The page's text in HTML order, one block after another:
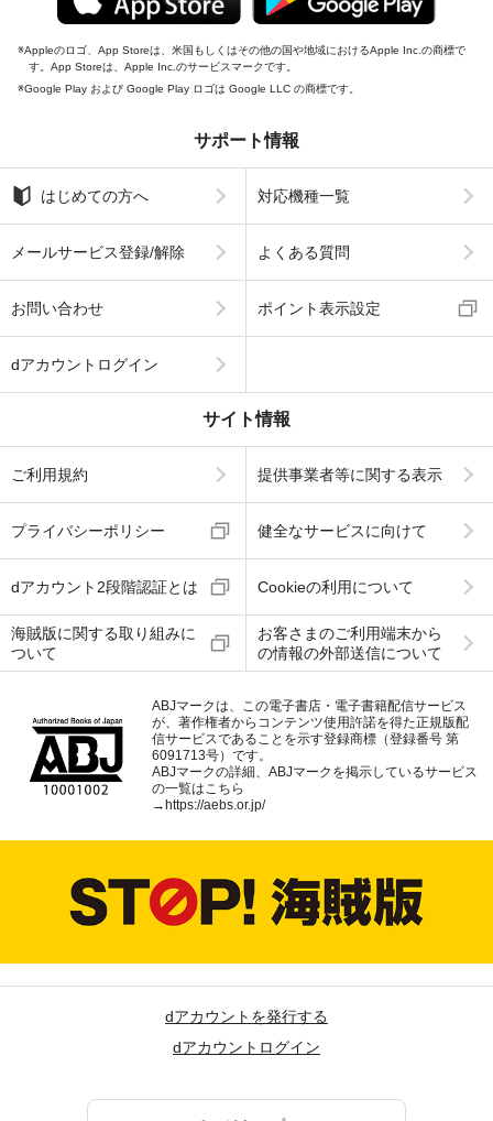
Appleのロゴ、App Storeは、米国もしくはその他の国や地域におけるApple Inc.の商標で
す。App Storeは、Apple Inc.のサービスマークです。
Google Play および Google Play ロゴは Google LLC の商標です。
サポート情報
はじめての方へ 対応機種一覧
メールサービス登録/解除 よくある質問
お問い合わせ ポイント表示設定
dアカウントログイン
サイト情報
ご利用規約 提供事業者等に関する表示
プライバシーポリシー 健全なサービスに向けて
dアカウント2段階認証とは Cookieの利用について
海賊版に関する取り組みに
ついて
お客さまのご利用端末から
の情報の外部送信について
ABJマークは、この電子書店・電子書籍配信サービス
が、著作権者からコンテンツ使用許諾を得た正規版配
信サービスであることを示す登録商標（登録番号 第
6091713号）です。
ABJマークの詳細、ABJマークを掲示しているサービス
の一覧はこちら
→ https://aebs.or.jp/
dアカウントを発行する
dアカウントログイン